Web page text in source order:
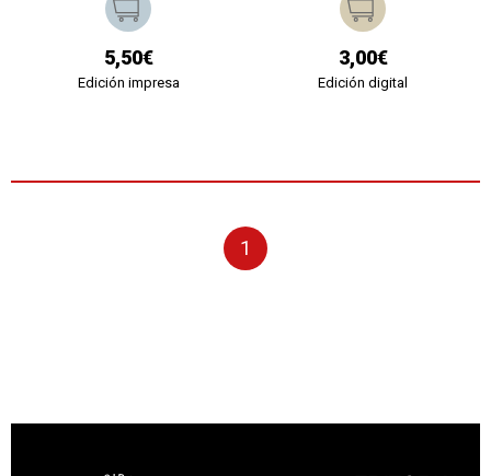
5,50€
Edición impresa
3,00€
Edición digital
1